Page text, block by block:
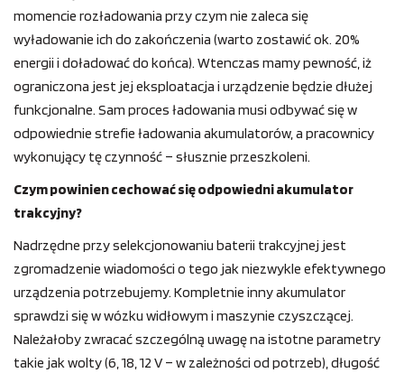
momencie rozładowania przy czym nie zaleca się
wyładowanie ich do zakończenia (warto zostawić ok. 20%
energii i doładować do końca). Wtenczas mamy pewność, iż
ograniczona jest jej eksploatacja i urządzenie będzie dłużej
funkcjonalne. Sam proces ładowania musi odbywać się w
odpowiednie strefie ładowania akumulatorów, a pracownicy
wykonujący tę czynność – słusznie przeszkoleni.
Czym powinien cechować się odpowiedni akumulator
trakcyjny?
Nadrzędne przy selekcjonowaniu baterii trakcyjnej jest
zgromadzenie wiadomości o tego jak niezwykle efektywnego
urządzenia potrzebujemy. Kompletnie inny akumulator
sprawdzi się w wózku widłowym i maszynie czyszczącej.
Należałoby zwracać szczególną uwagę na istotne parametry
takie jak wolty (6, 18, 12 V – w zależności od potrzeb), długość